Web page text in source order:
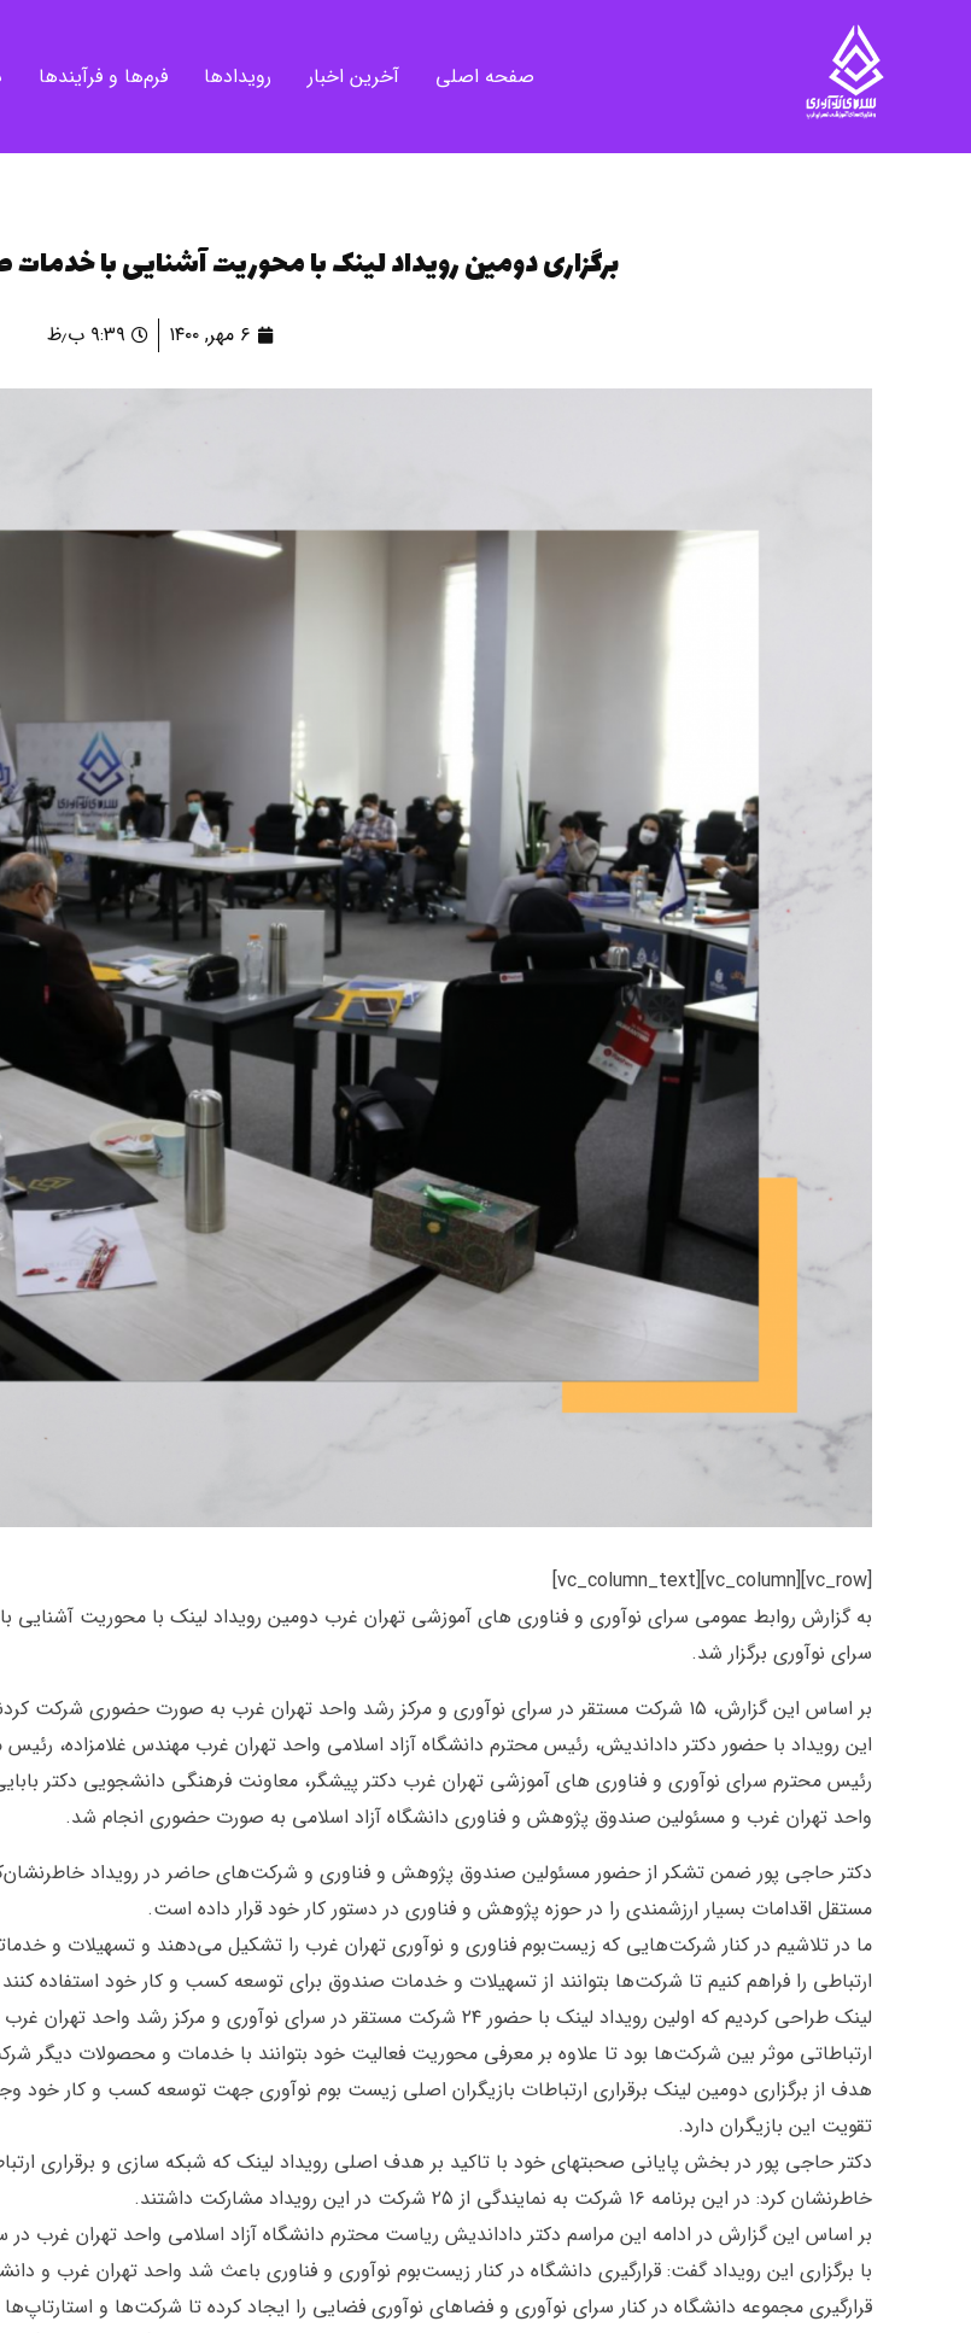
صفحه اصلی آخرین اخبار رویدادها فرم‌ها و فرآیندها
برگزاری دومین رویداد لینک با محوریت آشنایی با
۶ مهر, ۱۴۰۰ ۹:۳۹ ب٫ظ
[vc_row][vc_column][vc_column_text]
به گزارش روابط عمومی سرای نوآوری و فناوری های آموزشی تهران غرب دومین رویداد لینک با محوریت آشنایی
سرای نوآوری برگزار شد.
بر اساس این گزارش، ۱۵ شرکت مستقر در سرای نوآوری و مرکز رشد واحد تهران غرب به صورت حضوری شرکت کردند.
این رویداد با حضور دکتر داداندیش، رئیس محترم دانشگاه آزاد اسلامی واحد تهران غرب مهندس غلامزاده،
رئیس محترم سرای نوآوری و فناوری های آموزشی تهران غرب دکتر پیشگر، معاونت فرهنگی دانشجویی دکتر
واحد تهران غرب و مسئولین صندوق پژوهش و فناوری دانشگاه آزاد اسلامی به صورت حضوری انجام شد.
دکتر حاجی پور ضمن تشکر از حضور مسئولین صندوق پژوهش و فناوری و شرکت‌های حاضر در رویداد
مستقل اقدامات بسیار ارزشمندی را در حوزه پژوهش و فناوری در دستور کار خود قرار داده است.
ما در تلاشیم در کنار شرکت‌هایی که زیست‌بوم فناوری و نوآوری تهران غرب را تشکیل می‌دهند و تسهیلات و
ارتباطی را فراهم کنیم تا شرکت‌ها بتوانند از تسهیلات و خدمات صندوق برای توسعه کسب و کار خود استفاده کنند
لینک طراحی کردیم که اولین رویداد لینک با حضور ۲۴ شرکت مستقر در سرای
ارتباطاتی موثر بین شرکت‌ها بود تا علاوه بر معرفی محوریت فعالیت خود بتوانند با خدمات و محصولات دیگر
هدف از برگزاری دومین لینک برقراری ارتباطات بازیگران اصلی زیست‌ بوم نوآوری جهت توسعه کسب و کار خود
تقویت این بازیگران دارد.
دکتر حاجی پور در بخش پایانی صحبتهای خود با تاکید بر هدف اصلی رویداد لینک که شبکه سازی و برقراری
خاطرنشان کرد: در این برنامه ۱۶ شرکت به نمایندگی از ۲۵ شرکت در این رویداد مشارکت داشتند.
بر اساس این گزارش در ادامه این مراسم دکتر داداندیش ریاست محترم دانشگاه آزاد اسلامی واحد تهران غرب
با برگزاری این رویداد گفت: قرارگیری دانشگاه در کنار زیست‌بوم نوآوری و فناوری باعث شد واحد تهران غرب و
قرارگیری مجموعه دانشگاه در کنار سرای نوآوری و فضاهای نوآوری فضایی را ایجاد کرده تا شرکت‌ها و استارتاپ‌ها